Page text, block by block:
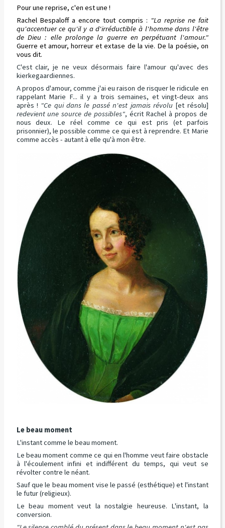
Pour une reprise, c'en est une !
Rachel Bespaloff a encore tout compris : "La reprise ne fait
qu'accentuer ce qu'il y a d'irréductible à l'homme dans l'être
de Dieu : elle prolonge la guerre en perpétuant l'amour."
Guerre et amour, horreur et extase de la vie. De la poésie, on
vous dit.
C'est clair, je ne veux désormais faire l'amour qu'avec des
kierkegaardiennes.
A propos d'amour, comme j'ai eu raison de risquer le ridicule en
rappelant Marie F... il y a trois semaines, et vingt-deux ans
après ! "Ce qui dans le passé n'est jamais révolu [et résolu]
redevient une source de possibles", écrit Rachel à propos de
nous deux. Le réel comme ce qui est pris (et parfois
prisonnier), le possible comme ce qui est à reprendre. Et Marie
comme accès - autant à elle qu'à mon être.
Le beau moment
L'instant comme le beau moment.
Le beau moment comme ce qui en l'homme veut faire obstacle
à l'écoulement infini et indifférent du temps, qui veut se
révolter contre le néant.
Sauf que le beau moment vise le passé (esthétique) et l'instant
le futur (religieux).
Le beau moment veut la nostalgie heureuse. L'instant, la
conversion.